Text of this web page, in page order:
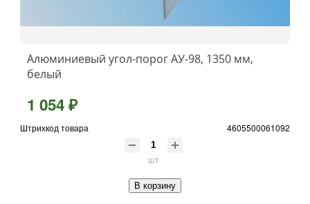
Алюминиевый угол-порог АУ-98, 1350 мм,
белый
1 054 ₽
Штрихкод товара 4605500061092
шт
В корзину